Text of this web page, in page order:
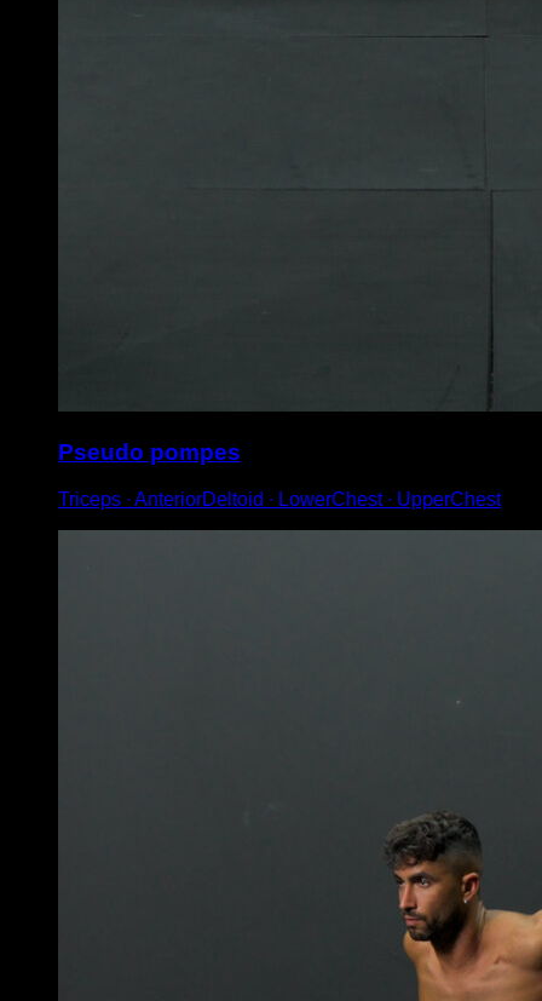
Pseudo pompes
Triceps ∙ AnteriorDeltoid ∙ LowerChest ∙ UpperChest